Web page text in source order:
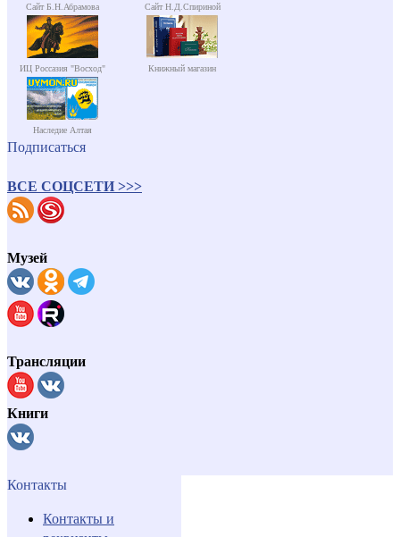
Сайт Б.Н.Абрамова Сайт Н.Д.Спириной
ИЦ Россазия "Восход" Книжный магазин
Наследие Алтая
Подписаться
ВСЕ СОЦСЕТИ >>>
Музей
Трансляции
Книги
Контакты
Контакты и